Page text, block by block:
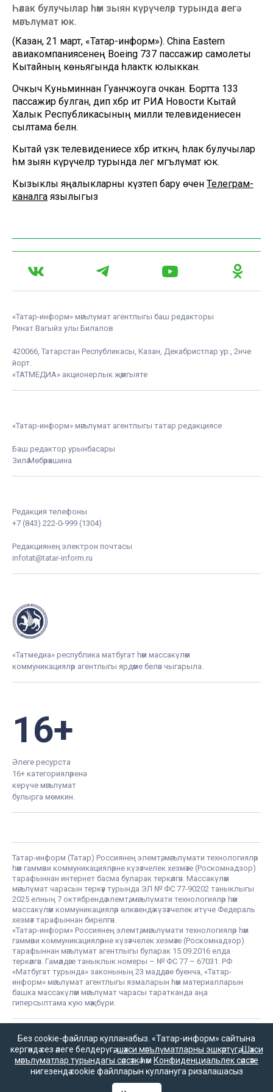
Һәлак булучылар һәм зыян күрүчеләр турында әлегә
мәгълүмат юк.
(Казан, 21 март, «Татар-информ»). China Eastern
авиакомпаниясенең Boeing 737 пассажир самолеты
Кытайның көньягында һәлакәткә юлыккан.
Очкыч Куньминнан Гуанчжоуга очкан. Бортта 133
пассажир булган, дип хәбәр итә РИА Новости Кытай
Халык Республикасының милли телевидениесенә
сылтама белән.
Кытай үзәк телевидениесе хәбәр иткәнчә, һәлак булучылар
һәм зыян күрүчеләр турында әлегә мәгълүмат юк.
Кызыклы яңалыкларны күзәтеп бару өчен Телеграм-
каналга язылыгыз
«Татар-информ» мәгълүмат агентлыгы баш редакторы
Ринат Вагыйз улы Билалов
420066, Татарстан Республикасы, Казан, Декабристлар ур., 2нче
йорт.
«ТАТМЕДИА» акционерлык җәмгыяте
«Татар-информ» мәгълүмат агентлыгы татар редакциясе
Баш редактор урынбасары
Зилә Мөбәрәкшина
Редакция телефоны
+7 (843) 222-0-999 (1304)
Редакциянең электрон почтасы
infotat@tatar-inform.ru
«Татмедиа» республика матбугат һәм массакүләм
коммуникацияләр агентлыгы ярдәме белән чыгарыла.
16+
Әлеге ресурста
16+ категорияләренә
керүче мәгълүмат
булырга мөмкин.
Татар-информ (Татар) Россиянең элемтә, мәгълүмати технологияләр
һәм гаммәви коммуникацияләрне күзәтчелек хезмәте (Роскомнадзор)
тарафыннан интернет басма буларак теркәлгән. Массакүләм
мәгълүмат чарасын теркәү турында ЭЛ № ФС 77-90202 таныклыгы
2025 елның 7 октябрендә элемтә, мәгълүмати технологияләр һәм
массакүләм коммуникацияләр өлкәсендә күзәтчелек итүче Федераль
хезмәт тарафыннан бирелгән.
«Татар-информ» Россиянең элемтә, мәгълүмати технологияләр һәм
гаммәви коммуникацияләрне күзәтчелек хезмәте (Роскомнадзор)
тарафыннан мәгълүмат агентлыгы буларак 15.09.2016 елда
теркәлгән. Гамәлдәге таныклык номеры – № ФС 77 – 67031. РФ
«Матбугат турында» законының 23 маддәсе буенча, «Татар-
информ» мәгълүмат агентлыгы язмаларын һәм материалларын
башка массакүләм мәгълүмат чарасы таратканда аңа
гиперсылтама кую мәҗбүри.
Татар-информ (Татар) сетевое издание, зарегистрированное в
Федеральной службе по надзору в сфере связи,
информационных технологий и массовых коммуникаций
(Роскомнадзор). Запись о регистрации СМИ ЭЛ № ФС 77 - 90202
07.10.2025 выдано Федеральной службой по надзору в сфере
связи, информационных технологий и массовых коммуникаций.
Без cookie-файллар кулланабыз. «Татар-информ» сайтына
кергәндә сез әлеге белдерүгә,шәхси мәгълүматларны эшкәртүгә,Шәхси
мәгълүматлар турындагы сәясәткәһәм Конфиденциальлек сәясәте
нигезендә cookie файлларын куллануга ризалашасыз